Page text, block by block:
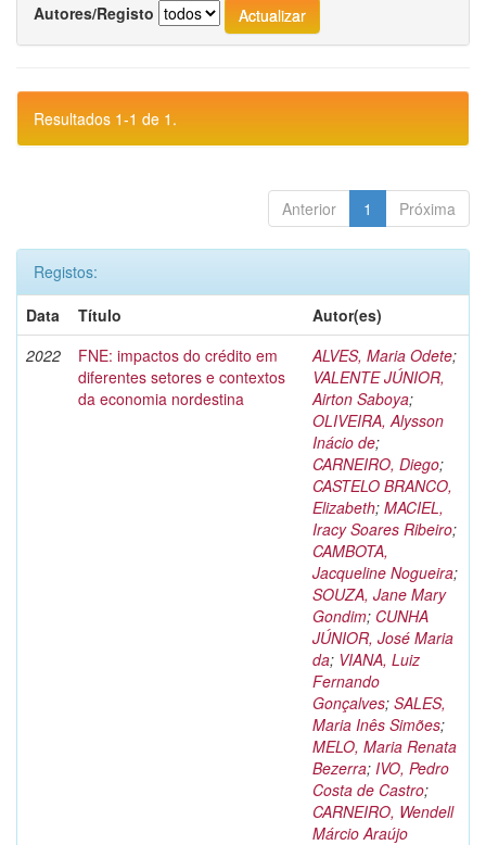
Autores/Registo
Resultados 1-1 de 1.
Anterior 1 Próxima
Registos:
Data
Título
Autor(es)
2022
FNE: impactos do crédito em
diferentes setores e contextos
da economia nordestina
ALVES, Maria Odete;
VALENTE JÚNIOR,
Airton Saboya;
OLIVEIRA, Alysson
Inácio de;
CARNEIRO, Diego;
CASTELO BRANCO,
Elizabeth; MACIEL,
Iracy Soares Ribeiro;
CAMBOTA,
Jacqueline Nogueira;
SOUZA, Jane Mary
Gondim; CUNHA
JÚNIOR, José Maria
da; VIANA, Luiz
Fernando
Gonçalves; SALES,
Maria Inês Simões;
MELO, Maria Renata
Bezerra; IVO, Pedro
Costa de Castro;
CARNEIRO, Wendell
Márcio Araújo